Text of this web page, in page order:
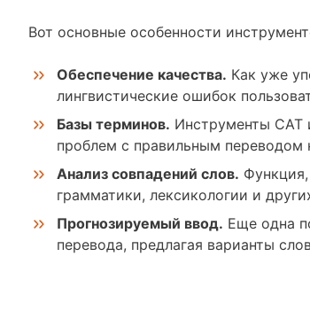
Вот основные особенности
Обеспечение качества. Как уже
лингвистические ошибок
Базы терминов. Инструменты CAT
проблем с правильным переводом
Анализ совпадений слов.
грамматики, лексикологии и
Прогнозируемый ввод. Еще одна
перевода, предлагая варианты